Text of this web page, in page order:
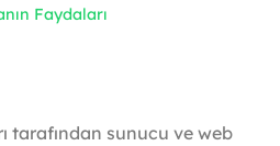
Faydaları
tarafından sunucu ve web